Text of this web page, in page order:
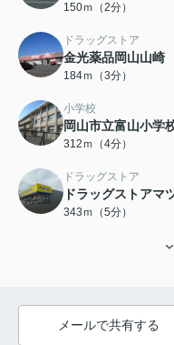
150ｍ（2分）
ドラッグストア
金光薬品岡山山崎
184ｍ（3分）
小学校
岡山市立富山小学
312ｍ（4分）
ドラッグストア
ドラッグストアマ
343ｍ（5分）
メールで共有する